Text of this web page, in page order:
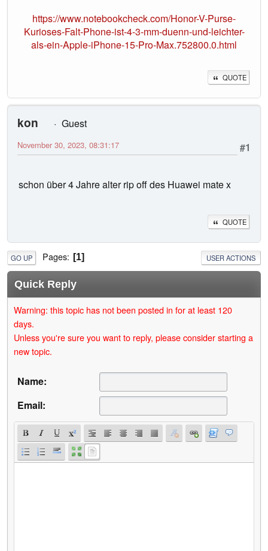
https://www.notebookcheck.com/Honor-V-Purse-
Kurioses-Falt-Phone-ist-4-3-mm-duenn-und-leichter-
als-ein-Apple-iPhone-15-Pro-Max.752800.0.html
QUOTE
kon
Guest
#1
November 30, 2023, 08:31:17
schon über 4 Jahre alter rip off des Huawei mate x
QUOTE
GO UP Pages 1 USER ACTIONS
Quick Reply
Warning: this topic has not been posted in for at least 120
days.
Unless you're sure you want to reply, please consider starting a
new topic.
Name:
Email: